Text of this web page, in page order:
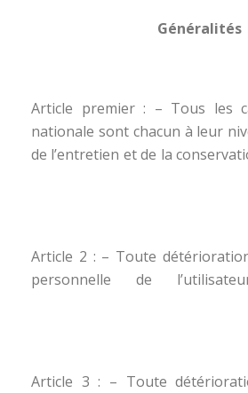
Généralités
Article premier : – Tous les
nationale sont chacun à leur
de l’entretien et de la
Article 2 : – Toute
personnelle de
Article 3 : – Toute